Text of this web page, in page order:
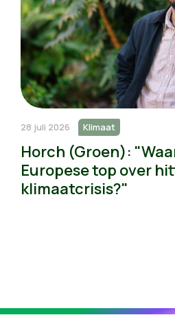
28 juli 2026 Klimaat
Horch (Groen):
Europese top over
klimaatcrisis?"